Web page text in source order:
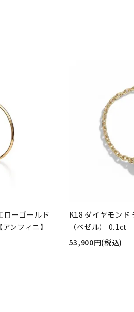
ローゴールド
ンフィニ】
K18 ダイヤモン
（ベゼル） 0.1ct
53,900円(税込)